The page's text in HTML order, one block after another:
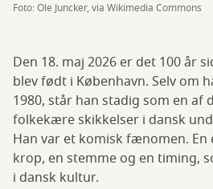
Foto: Ole Juncker, via Wikimedia Commons
Den 18. maj 2026 er det 100 år
blev født i København. Selv om
1980, står han stadig som en af
folkekære skikkelser i dansk
Han var et komisk fænomen. En
krop, en stemme og en timing,
i dansk kultur.